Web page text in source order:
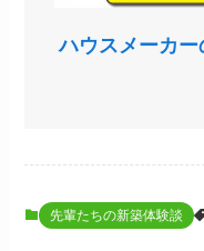
ハウスメーカ
先輩たちの新築体験談